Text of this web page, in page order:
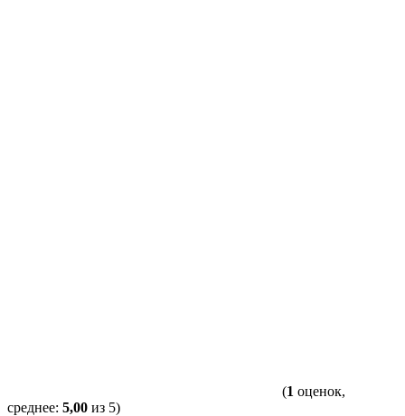
(1 оценок,
среднее: 5,00 из 5)